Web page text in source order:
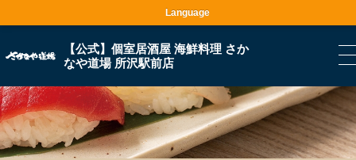
【公式】個室居酒屋 海鮮料理 さか
なや道場 所沢駅前店
Language